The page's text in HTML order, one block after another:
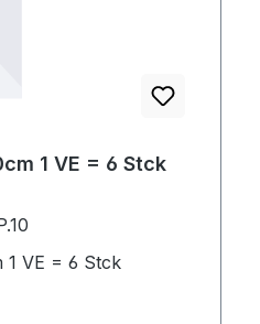
Alu-Folie 130mx30cm 1 VE = 6 Stck
Alu-Folie 130mx30cm 1 VE = 6 Stck